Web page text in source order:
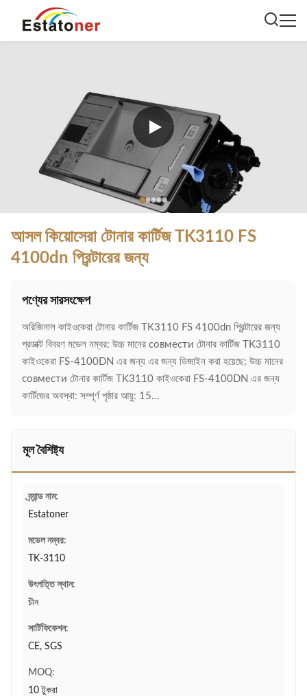
আসল কিয়োসেরা টোনার কার্টিজ TK3110 FS
4100dn প্রিন্টারের জন্য
পণ্যের সারসংক্ষেপ
অরিজিনাল কাইওকেরা টোনার কার্টিজ TK3110 FS 4100dn প্রিন্টারের জন্য
প্রডাক্ট বিবরণ মডেল নম্বর: উচ্চ মানের совмести টোনার কার্টিজ TK3110
কাইওকেরা FS-4100DN এর জন্য এর জন্য ডিজাইন করা হয়েছে: উচ্চ মানের
совмести টোনার কার্টিজ TK3110 কাইওকেরা FS-4100DN এর জন্য
কার্টিজের অবস্থা: সম্পূর্ণ পৃষ্ঠার আয়ু: 15...
মূল বৈশিষ্ট্য
ব্র্যান্ড নাম:
Estatoner
মডেল নম্বর:
TK-3110
উৎপত্তি স্থান:
চীন
সার্টিফিকেশন:
CE, SGS
MOQ:
10 টুকরা